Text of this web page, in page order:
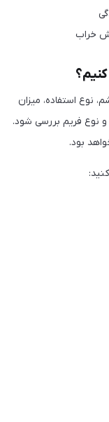
خراب
نوع استفاده، میزان
و نوع فریم بررسی شود.
بود.